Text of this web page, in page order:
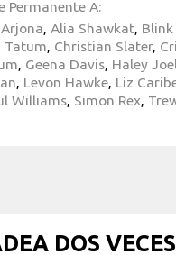
Permanente A:
, Alia Shawkat, Blink
Tatum, Christian Slater,
, Geena Davis, Haley
, Levon Hawke, Liz
Williams, Simon Rex,
DOS